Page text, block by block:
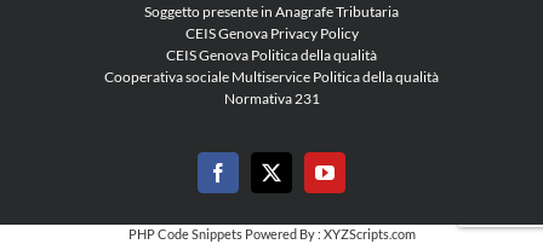
Soggetto presente in Anagrafe Tributaria
CEIS Genova Privacy Policy
CEIS Genova Politica della qualità
Cooperativa sociale Multiservice Politica della qualità
Normativa 231
Facebook
X YouTube
PHP Code SnippetsPowered By : XYZScripts.com